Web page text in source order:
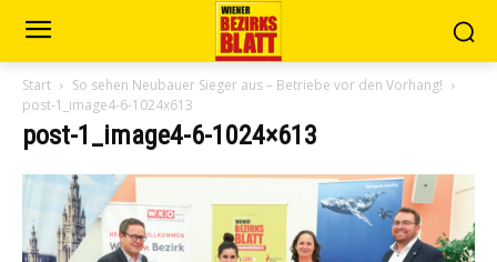
Start
So sehen Neubauer Sieger aus – Betriebe vor den Vorhang!
post-1_image4-6-1024x613
post-1_image4-6-1024×613